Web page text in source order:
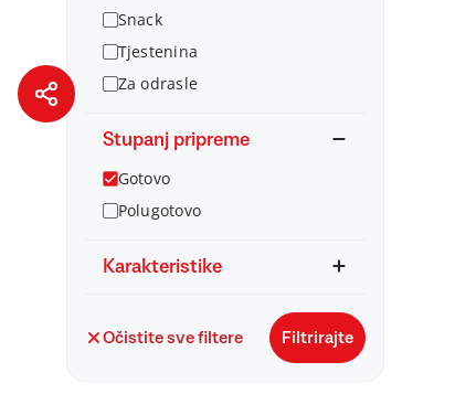
Snack
Tjestenina
Za odrasle
Stupanj pripreme
Gotovo
Polugotovo
Karakteristike
Očistite sve filtere Filtrirajte